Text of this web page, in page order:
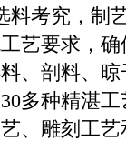
料考究，制
艺要求，
、剖料、
多种精湛
、雕刻工